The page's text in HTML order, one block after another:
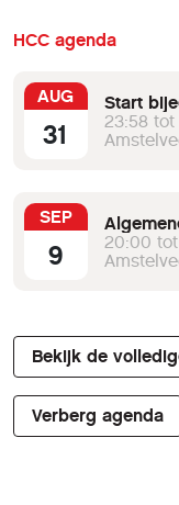
HCC agenda
AUG
31
Start
23:58 tot
SEP
9
20:00
Bekijk de
Verberg agenda